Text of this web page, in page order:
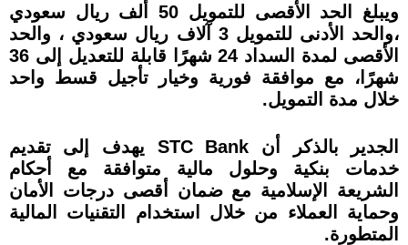
ويبلغ الحد الأقصى للتمويل 50 ألف ريال سعودي
،والحد الأدنى للتمويل 3 آلاف ريال سعودي ، والحد
الأقصى لمدة السداد 24 شهرًا قابلة للتعديل إلى 36
شهرًا، مع موافقة فورية وخيار تأجيل قسط واحد
خلال مدة التمويل.
الجدير بالذكر أن STC Bank يهدف إلى تقديم
خدمات بنكية وحلول مالية متوافقة مع أحكام
الشريعة الإسلامية مع ضمان أقصى درجات الأمان
وحماية العملاء من خلال استخدام التقنيات المالية
المتطورة.